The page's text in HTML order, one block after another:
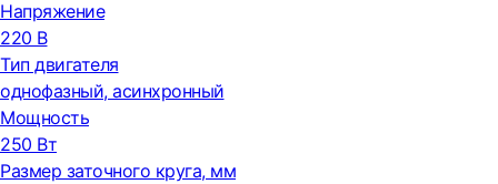
Напряжение
220 В
Тип двигателя
однофазный, асинхронный
Мощность
250 Вт
Размер заточного круга, мм